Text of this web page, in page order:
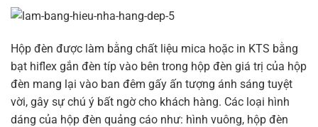
Hộp đèn được làm bằng chất liệu mica hoặc in KTS bằng
bạt hiflex gắn đèn típ vào bên trong hộp đèn giá trị của hộp
đèn mang lại vào ban đêm gấy ấn tượng ánh sáng tuyệt
vời, gây sự chú ý bất ngờ cho khách hàng. Các loại hình
dáng của hộp đèn quảng cáo như: hình vuông, hộp đèn